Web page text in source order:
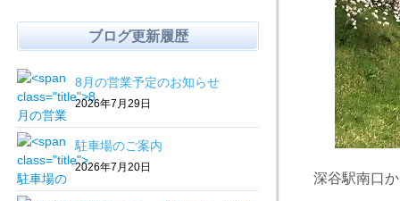
深谷駅南口
ブログ更新履歴
8月の営業予定のお知らせ
2026年7月29日
駐車場のご案内
2026年7月20日